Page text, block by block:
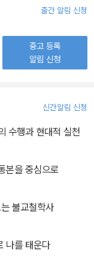
출간 알림 신청
중고 등록
알림 신청
신간알림 신청
수행과 현대적 실천
본을 중심으로
불교철학사
나를 태운다